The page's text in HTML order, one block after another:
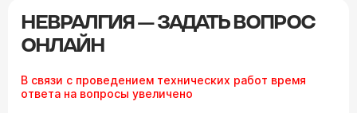
НЕВРАЛГИЯ — ЗАДАТЬ ВОПРОС
ОНЛАЙН
В связи с проведением технических работ время
ответа на вопросы увеличено